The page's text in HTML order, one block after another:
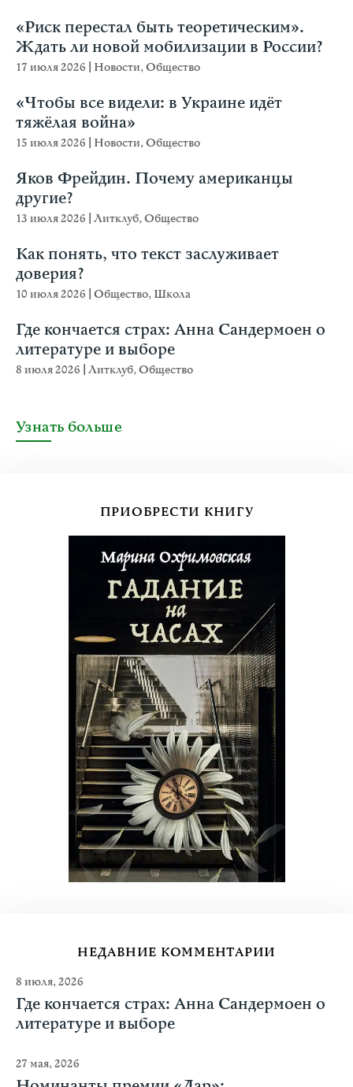
«Риск перестал быть теоретическим».
Ждать ли новой мобилизации в России?
17 июля 2026 Новости,Общество
«Чтобы все видели: в Украине идёт
тяжёлая война»
15 июля 2026 Новости,Общество
Яков Фрейдин. Почему американцы
другие?
13 июля 2026 Литклуб,Общество
Как понять, что текст заслуживает
доверия?
10 июля 2026 Общество, Школа
Где кончается страх: Анна Сандермоен о
литературе и выборе
8 июля 2026 Литклуб,Общество
Узнать больше
ПРИОБРЕСТИ КНИГУ
НЕДАВНИЕ КОММЕНТАРИИ
8 июля, 2026
Где кончается страх: Анна Сандермоен о
литературе и выборе
27 мая, 2026